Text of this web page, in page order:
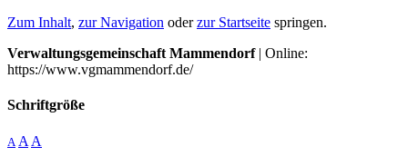
Zum Inhalt, zur Navigation oderzur Startseite springen.
Verwaltungsgemeinschaft Mammendorf| Online:
https://www.vgmammendorf.de/
Schriftgröße
A A A